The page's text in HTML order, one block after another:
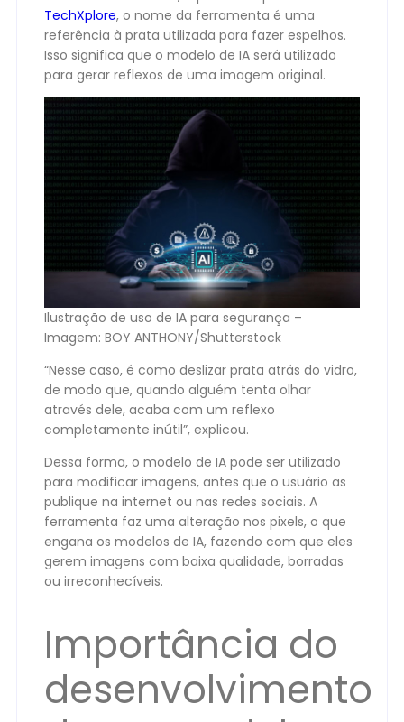
TechXplore, o nome da ferramenta é uma
referência à prata utilizada para fazer espelhos.
Isso significa que o modelo de IA será utilizado
para gerar reflexos de uma imagem original.
Ilustração de uso de IA para segurança –
Imagem: BOY ANTHONY/Shutterstock
“Nesse caso, é como deslizar prata atrás do vidro,
de modo que, quando alguém tenta olhar
através dele, acaba com um reflexo
completamente inútil”, explicou.
Dessa forma, o modelo de IA pode ser utilizado
para modificar imagens, antes que o usuário as
publique na internet ou nas redes sociais. A
ferramenta faz uma alteração nos pixels, o que
engana os modelos de IA, fazendo com que eles
gerem imagens com baixa qualidade, borradas
ou irreconhecíveis.
Importância do
desenvolvimento